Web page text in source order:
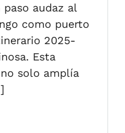
paso audaz al
como puerto
2025-
Esta
solo amplía